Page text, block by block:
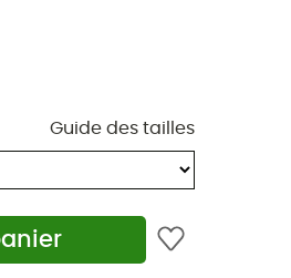
Guide des tailles